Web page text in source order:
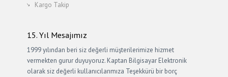
Kargo Takip
15. Yıl Mesajımız
1999 yılından beri siz değerli müşterilerimize hizmet
vermekten gurur duyuyoruz. Kaptan Bilgisayar Elektronik
olarak siz değerli kullanıcılarımıza Teşekkürü bir borç